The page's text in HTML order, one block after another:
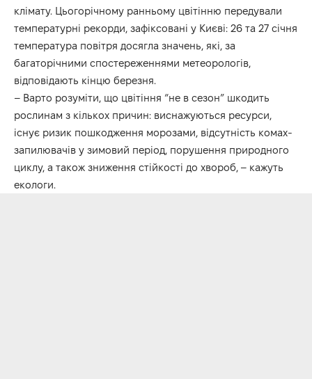
клімату. Цьогорічному ранньому цвітінню передували
температурні рекорди, зафіксовані у Києві: 26 та 27 січня
температура повітря досягла значень, які, за
багаторічними спостереженнями метеорологів,
відповідають кінцю березня.
– Варто розуміти, що цвітіння “не в сезон” шкодить
рослинам з кількох причин: виснажуються ресурси,
існує ризик пошкодження морозами, відсутність комах-
запилювачів у зимовий період, порушення природного
циклу, а також зниження стійкості до хвороб, – кажуть
екологи.